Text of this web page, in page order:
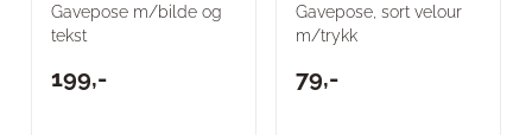
Gavepose m/bilde og
tekst
199,-
Gavepose, sort velour
m/trykk
79,-